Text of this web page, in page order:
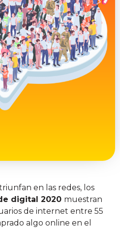
en las redes, los
digital 2020 muestran
de internet entre 55
algo online en el